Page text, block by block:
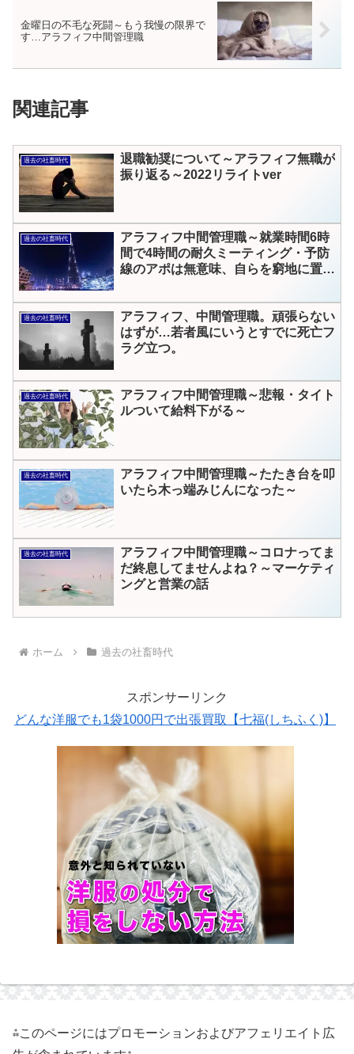
金曜日の不毛な死闘～もう我慢の限界で
す…アラフィフ中間管理職
関連記事
過去の社畜時代
退職勧奨について～アラフィフ無職が
振り返る～2022リライトver
過去の社畜時代
アラフィフ中間管理職～就業時間6時
間で4時間の耐久ミーティング・予防
線のアポは無意味、自らを窮地に置く
過去の社畜時代
アラフィフ、中間管理職。頑張らない
はずが…若者風にいうとすでに死亡フ
ラグ立つ。
過去の社畜時代
アラフィフ中間管理職～悲報・タイト
ルついて給料下がる～
過去の社畜時代
アラフィフ中間管理職～たたき台を叩
いたら木っ端みじんになった～
過去の社畜時代
アラフィフ中間管理職～コロナってま
だ終息してませんよね？～マーケティ
ングと営業の話
ホーム 過去の社畜時代
スポンサーリンク
どんな洋服でも1袋1000円で出張買取【七福(しちふく)】
⁂このページにはプロモーションおよびアフェリエイト広